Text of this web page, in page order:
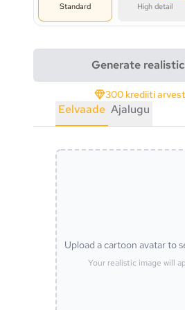
Standard High detail
Generate
300 krediiti
Eelvaade Ajalugu
Upload a cartoon avatar to
Your realistic image will